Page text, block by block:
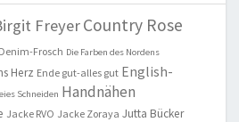
FreyerCountry Rose
Denim-Frosch Die Farben des Nordens
Herz Ende gut-alles gut English-
Schneiden Handnähen
Jacke RVO Jacke Zoraya Jutta Bücker